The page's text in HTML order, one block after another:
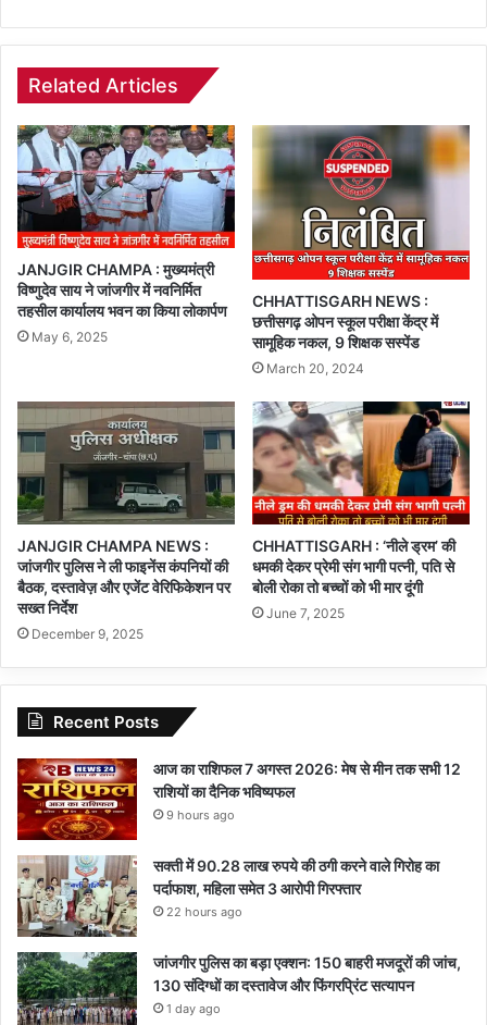
Related Articles
JANJGIR CHAMPA : मुख्यमंत्री
विष्णुदेव साय ने जांजगीर में नवनिर्मित
तहसील कार्यालय भवन का किया लोकार्पण
May 6, 2025
CHHATTISGARH NEWS :
छत्तीसगढ़ ओपन स्कूल परीक्षा केंद्र में
सामूहिक नकल, 9 शिक्षक सस्पेंड
March 20, 2024
JANJGIR CHAMPA NEWS :
जांजगीर पुलिस ने ली फाइनेंस कंपनियों की
बैठक, दस्तावेज़ और एजेंट वेरिफिकेशन पर
सख्त निर्देश
December 9, 2025
CHHATTISGARH : ‘नीले ड्रम’ की
धमकी देकर प्रेमी संग भागी पत्नी, पति से
बोली रोका तो बच्चों को भी मार दूंगी
June 7, 2025
Recent Posts
आज का राशिफल 7 अगस्त 2026: मेष से मीन तक सभी 12
राशियों का दैनिक भविष्यफल
9 hours ago
सक्ती में 90.28 लाख रुपये की ठगी करने वाले गिरोह का
पर्दाफाश, महिला समेत 3 आरोपी गिरफ्तार
22 hours ago
जांजगीर पुलिस का बड़ा एक्शन: 150 बाहरी मजदूरों की जांच,
130 संदिग्धों का दस्तावेज और फिंगरप्रिंट सत्यापन
1 day ago